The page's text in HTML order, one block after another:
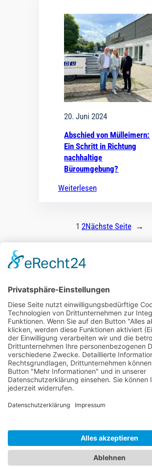
20. Juni 2024
Abschied von Mülleimern:
Ein Schritt in Richtung
nachhaltige
Büroumgebung?
Weiterlesen
1 2Nächste Seite →
Warburger Straße 140
33100 Paderborn
T:0 52 51 / 160 99-0
E:info@adu-urban.de
LinkedIn Instagram Facebook
WIR LEBEN